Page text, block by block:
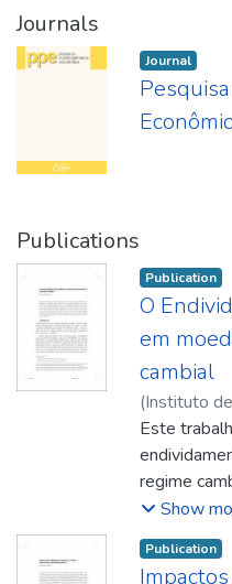
Journals
Journal
Publications
Publication
O
em
cambial
(Instituto
(Ipea),
Este
regime
brasileiras
Utilizando
Holmstrom
Show
Publication